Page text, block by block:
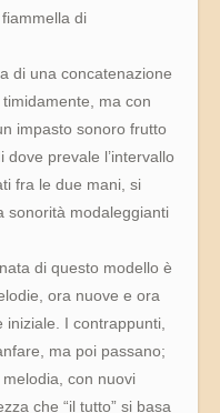
di
di una concatenazione
ma con
impasto sonoro frutto
prevale l’intervallo
fra le due mani, si
sonorità modaleggianti
di questo modello è
ora nuove e ora
I contrappunti,
ma poi passano;
con nuovi
che “il tutto” si basa